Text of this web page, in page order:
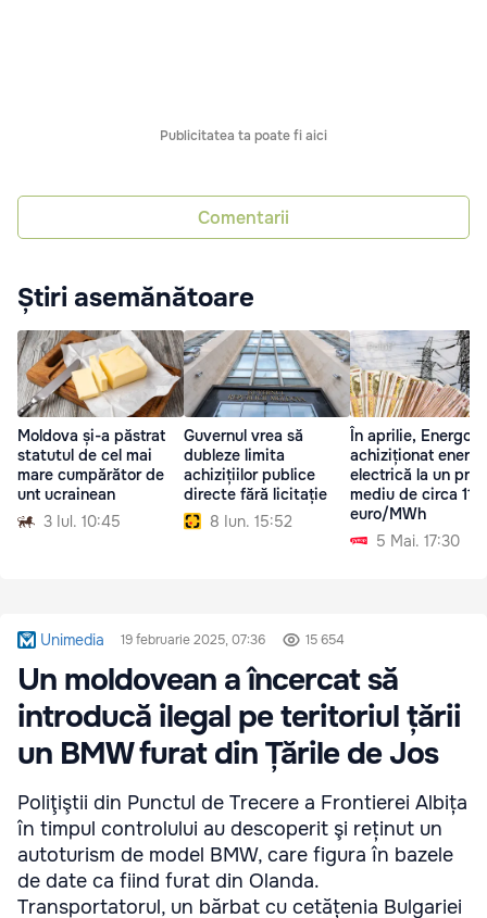
Publicitatea ta poate fi aici
Comentarii
Știri asemănătoare
Moldova și-a păstrat
statutul de cel mai
mare cumpărător de
unt ucrainean
3 Iul. 10:45
Guvernul vrea să
dubleze limita
achizițiilor publice
directe fără licitație
8 Iun. 15:52
În aprilie,
achiziționat
electrică la un preț
mediu de circa 110
euro/MWh
5 Mai. 17:30
Unimedia 19 februarie 2025, 07:36 15 654
Un moldovean a încercat să
introducă ilegal pe teritoriul țării
un BMW furat din Țările de Jos
Poliţiştii din Punctul de Trecere a Frontierei Albița
în timpul controlului au descoperit şi reținut un
autoturism de model BMW, care figura în bazele
de date ca fiind furat din Olanda.
Transportatorul, un bărbat cu cetățenia Bulgariei